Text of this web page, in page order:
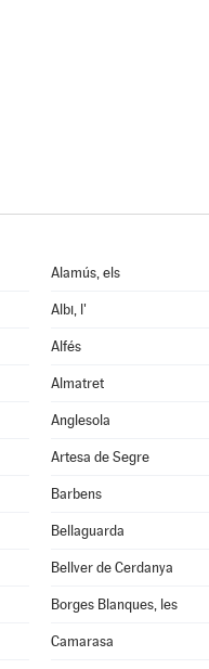
Alamús, els
Albi, l'
Alfés
Almatret
Anglesola
Artesa de Segre
Barbens
Bellaguarda
Bellver de Cerdanya
Borges Blanques, les
Camarasa